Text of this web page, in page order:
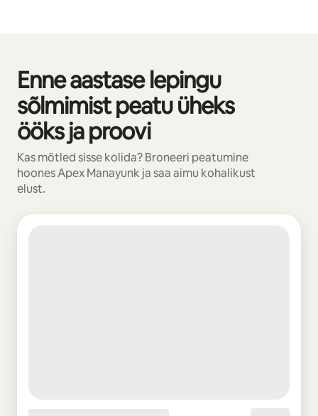
Enne aastase lepingu
sõlmimist peatu üheks
ööks ja proovi
Kas mõtled sisse kolida? Broneeri peatumine
hoones Apex Manayunk ja saa aimu kohalikust
elust.
Kuvatud 0/0